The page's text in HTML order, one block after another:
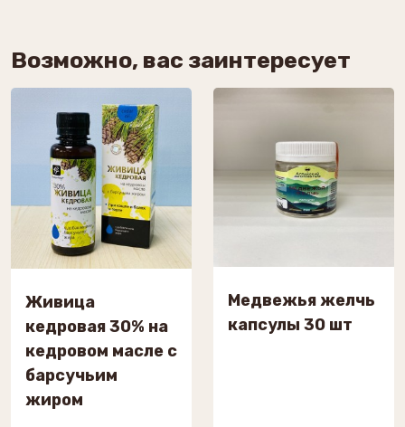
Возможно, вас заинтересует
Живица
кедровая 30% на
кедровом масле с
барсучьим
жиром
Медвежья желчь
капсулы 30 шт